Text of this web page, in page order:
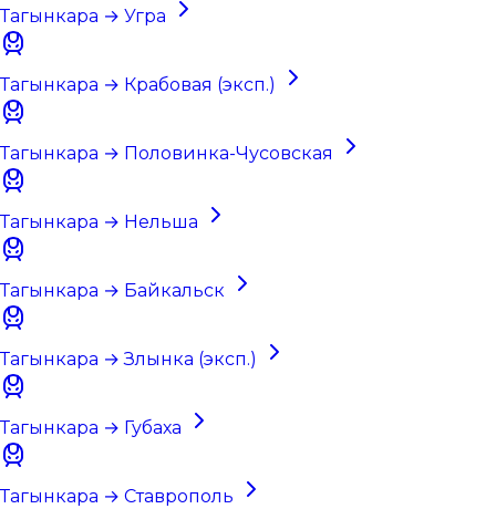
Тагынкара → Угра
Тагынкара → Крабовая (эксп.)
Тагынкара → Половинка-Чусовская
Тагынкара → Нельша
Тагынкара → Байкальск
Тагынкара → Злынка (эксп.)
Тагынкара → Губаха
Тагынкара → Ставрополь